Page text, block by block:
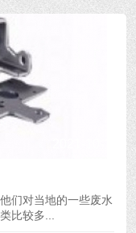
们对当地的一些废水
比较多...